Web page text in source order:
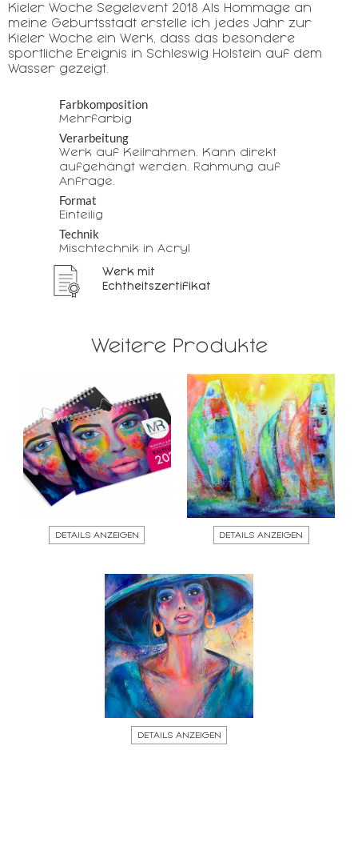
Kieler Woche Segelevent 2018 Als Hommage an
meine Geburtsstadt erstelle ich jedes Jahr zur
Kieler Woche ein Werk, dass das besondere
sportliche Ereignis in Schleswig Holstein auf dem
Wasser gezeigt.
Farbkomposition
Mehrfarbig
Verarbeitung
Werk auf Keilrahmen. Kann direkt
aufgehängt werden. Rahmung auf
Anfrage.
Format
Einteilig
Technik
Mischtechnik in Acryl
Werk mit
Echtheitszertifikat
Weitere Produkte
DETAILS ANZEIGEN DETAILS ANZEIGEN
DETAILS ANZEIGEN